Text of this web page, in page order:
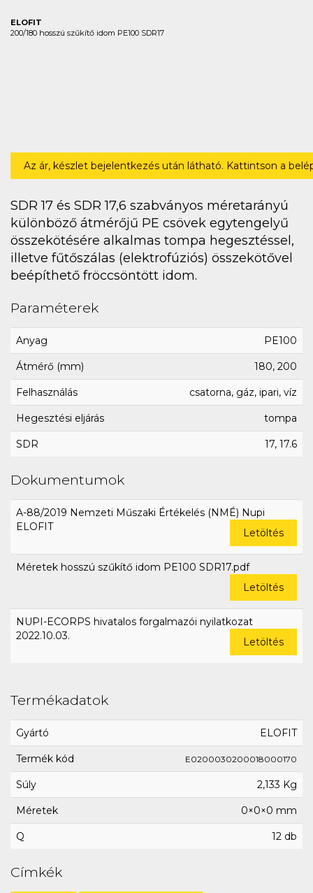
ELOFIT
200/180 hosszú szűkítő idom PE100 SDR17
Az ár, készlet bejelentkezés után látható. Kattintson a
SDR 17 és SDR 17,6 szabványos méretarányú
különböző átmérőjű PE csövek egytengelyű
összekötésére alkalmas tompa hegesztéssel,
illetve fűtőszálas (elektrofúziós) összekötővel
beépíthető fröccsöntött idom.
Paraméterek
Anyag PE100
Átmérő (mm) 180, 200
Felhasználás csatorna, gáz, ipari, víz
Hegesztési eljárás tompa
SDR 17, 17.6
Dokumentumok
A-88/2019 Nemzeti Műszaki Értékelés (NMÉ) Nupi
ELOFIT
Letöltés
Méretek hosszú szűkítő idom PE100 SDR17.pdf
Letöltés
NUPI-ECORPS hivatalos forgalmazói nyilatkozat
2022.10.03.
Letöltés
Termékadatok
Gyártó ELOFIT
Termék kód E0200030200018000170
Súly 2,133 Kg
Méretek 0×0×0 mm
Q 12 db
Címkék